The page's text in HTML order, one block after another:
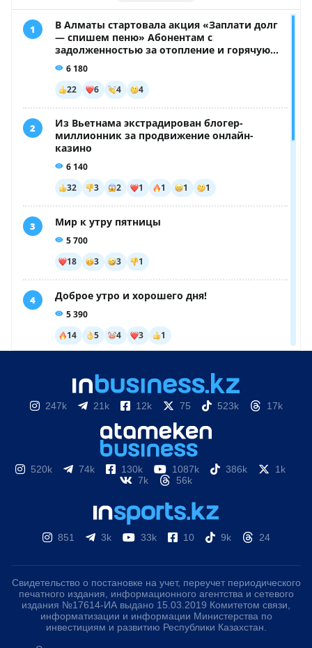
247k 21k 12k 75 523k 17k
520k 74k 130k 1087k 386k
1k
7k
56k
851 3k 33k 10 9k 24
Свидетельство о постановке на учет, переучет периодического
печатного издания, информационного агентства и сетевого
издания №17614-ИА выдано 15.03.2019 Комитетом связи,
информатизации и информации Министерства по
инвестициям и развитию Республики Казахстан.